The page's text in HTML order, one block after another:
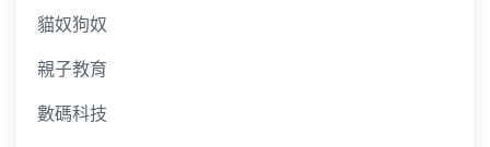
貓奴狗奴
親子教育
數碼科技